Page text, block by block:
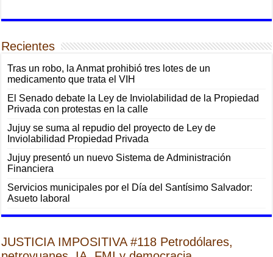
Recientes
Tras un robo, la Anmat prohibió tres lotes de un
medicamento que trata el VIH
El Senado debate la Ley de Inviolabilidad de la Propiedad
Privada con protestas en la calle
Jujuy se suma al repudio del proyecto de Ley de
Inviolabilidad Propiedad Privada
Jujuy presentó un nuevo Sistema de Administración
Financiera
Servicios municipales por el Día del Santísimo Salvador:
Asueto laboral
JUSTICIA IMPOSITIVA #118 Petrodólares,